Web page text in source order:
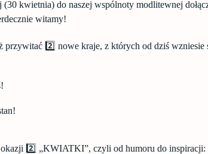
kwietnia) do naszej wspólnoty modlitewnej
witamy!
przywitać 2️⃣ nowe kraje, z których od dziś
2️⃣ „KWIATKI”, czyli od humoru do inspiracji: